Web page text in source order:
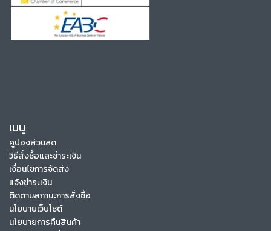
เมนู
คูปองส่วนลด
วิธีสั่งซื้อและชำระเงิน
เงื่อนไขการจัดส่ง
แจ้งชำระเงิน
ติดตามสถานะการสั่งซื้อ
นโยบายเว็บไซต์
นโยบายการคืนสินค้า